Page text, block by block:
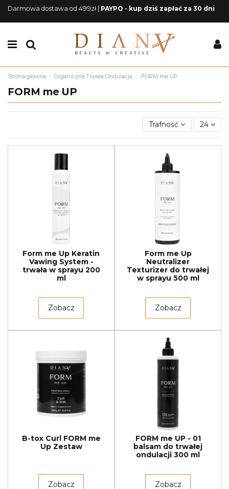
Darmowa dostawa od 499zł | PAYPO - kup dziś zapłać za 30 dni
Strona główna Organiczna Trwała Ondulacja FORM me UP
FORM me UP
Trafność 24
Form me Up Keratin
Vawing System -
trwała w sprayu 200
ml
Zobacz
Form me Up
Neutralizer
Texturizer do trwałej
w sprayu 500 ml
Zobacz
B-tox Curl FORM me
Up Zestaw
Zobacz
FORM me UP - 01
balsam do trwałej
ondulacji 300 ml
Zobacz